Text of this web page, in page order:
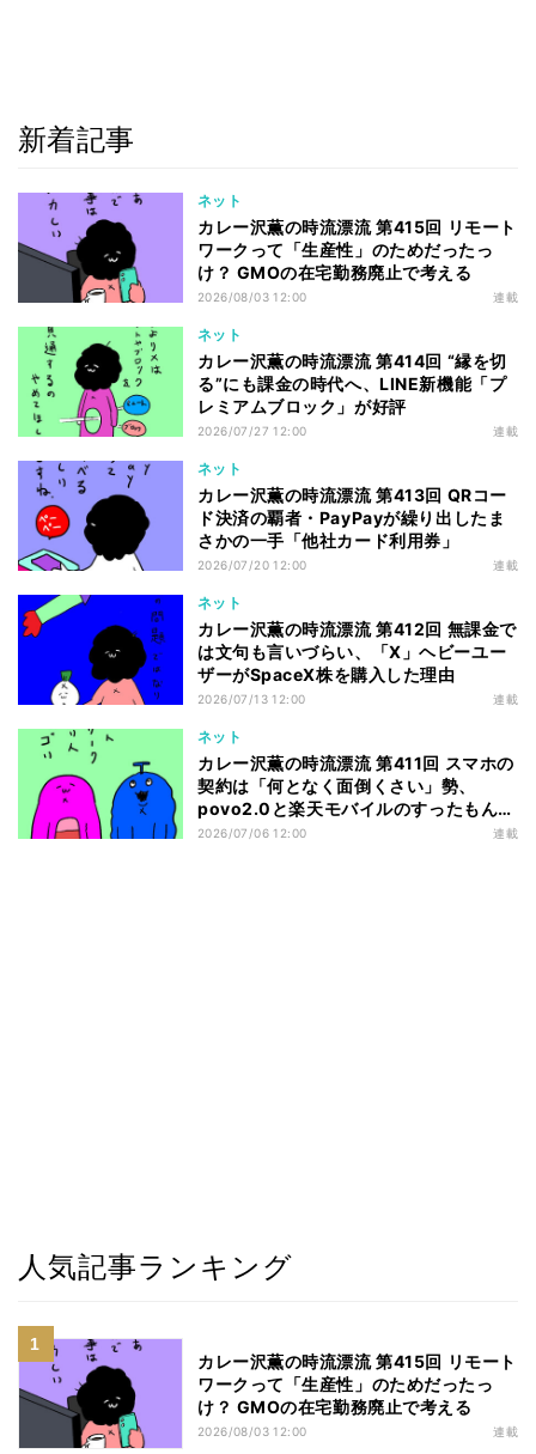
新着記事
ネット
カレー沢薫の時流漂流 第415回 リモート
ワークって「生産性」のためだったっ
け？ GMOの在宅勤務廃止で考える
2026/08/03 12:00 連載
ネット
カレー沢薫の時流漂流 第414回 “縁を切
る”にも課金の時代へ、LINE新機能「プ
レミアムブロック」が好評
2026/07/27 12:00 連載
ネット
カレー沢薫の時流漂流 第413回 QRコー
ド決済の覇者・PayPayが繰り出したま
さかの一手「他社カード利用券」
2026/07/20 12:00 連載
ネット
カレー沢薫の時流漂流 第412回 無課金で
は文句も言いづらい、「X」ヘビーユー
ザーがSpaceX株を購入した理由
2026/07/13 12:00 連載
ネット
カレー沢薫の時流漂流 第411回 スマホの
契約は「何となく面倒くさい」勢、
povo2.0と楽天モバイルのすったもんだ
を眺める
2026/07/06 12:00 連載
人気記事ランキング
カレー沢薫の時流漂流 第415回 リモート
ワークって「生産性」のためだったっ
け？ GMOの在宅勤務廃止で考える
2026/08/03 12:00 連載